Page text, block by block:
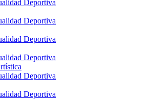
Deportiva
Deportiva
Deportiva
Deportiva
Deportiva
Deportiva